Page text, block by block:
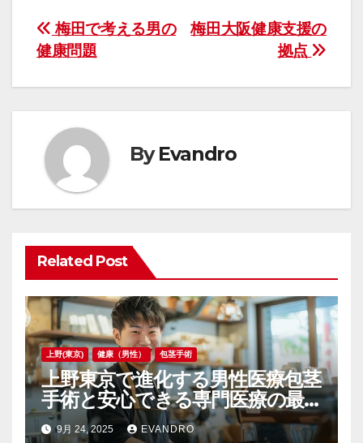
投
稿
ビ
ゲ
ー
ョ
ン
梅田大阪健康支援の
拠点
梅田で考える男の
健康問題
ByEvandro
Related Post
上野(東京) 健康（男性） 包茎手術
上野東京で進化する男性医療包茎
手術と安心できる専門医療の最
前線
9月 24, 2025 EVANDRO